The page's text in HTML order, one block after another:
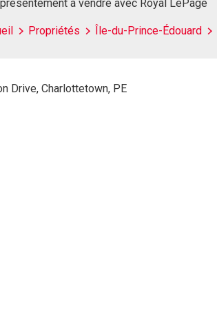
à vendre avec Royal LePage
Propriétés Île-du-Prince-Édouard